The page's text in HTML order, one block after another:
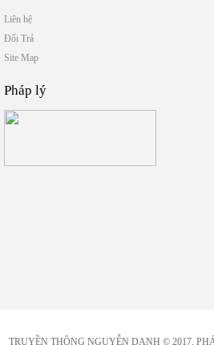
Liên hệ
Đổi Trả
Site Map
Pháp lý
TRUYỀN THÔNG NGUYỄN DANH © 2017,